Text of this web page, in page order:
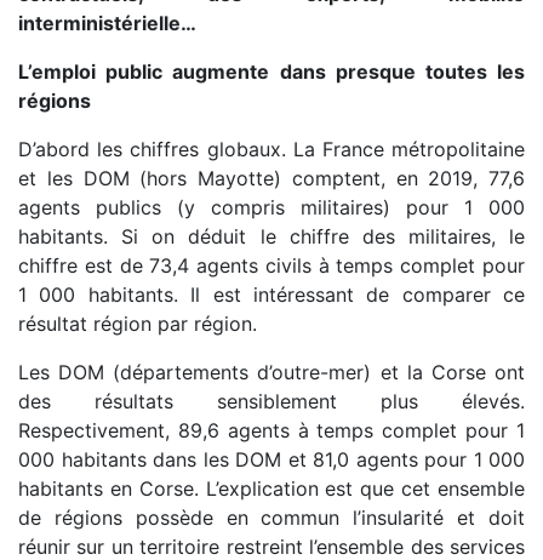
interministérielle…
L’emploi public augmente dans presque toutes les
régions
D’abord les chiffres globaux. La France métropolitaine
et les DOM (hors Mayotte) comptent, en 2019, 77,6
agents publics (y compris militaires) pour 1 000
habitants. Si on déduit le chiffre des militaires, le
chiffre est de 73,4 agents civils à temps complet pour
1 000 habitants. Il est intéressant de comparer ce
résultat région par région.
Les DOM (départements d’outre-mer) et la Corse ont
des résultats sensiblement plus élevés.
Respectivement, 89,6 agents à temps complet pour 1
000 habitants dans les DOM et 81,0 agents pour 1 000
habitants en Corse. L’explication est que cet ensemble
de régions possède en commun l’insularité et doit
réunir sur un territoire restreint l’ensemble des services